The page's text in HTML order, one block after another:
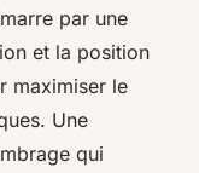
par une
et la position
maximiser le
Une
qui